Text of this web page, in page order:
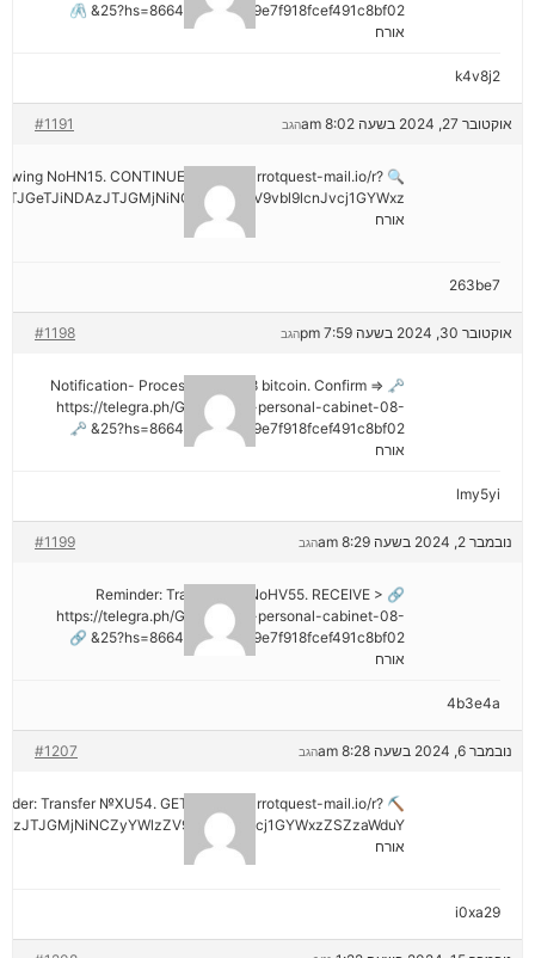
25?hs=8664c520642b9e7f918fcef491c8bf02& 🖇
אורח
k4v8j2
אוקטובר 27, 2024 בשעה 8:02 am #1191 הגב
NoHN15. CONTINUE =>> out.carrotquest-mail.io/r?
אורח
263be7
אוקטובר 30, 2024 בשעה 7:59 pm #1198 הגב
🗝 Notification- Process 1.823548 bitcoin. Confirm =>
https://telegra.ph/Go-to-your-personal-cabinet-08-
25?hs=8664c520642b9e7f918fcef491c8bf02& 🗝
אורח
lmy5yi
נובמבר 2, 2024 בשעה 8:29 am #1199 הגב
🔗 Reminder: Transaction NoHV55. RECEIVE >
https://telegra.ph/Go-to-your-personal-cabinet-08-
25?hs=8664c520642b9e7f918fcef491c8bf02& 🔗
אורח
4b3e4a
נובמבר 6, 2024 בשעה 8:28 am #1207 הגב
Transfer №XU54. GET >> out.carrotquest-mail.io/r?
אורח
i0xa29